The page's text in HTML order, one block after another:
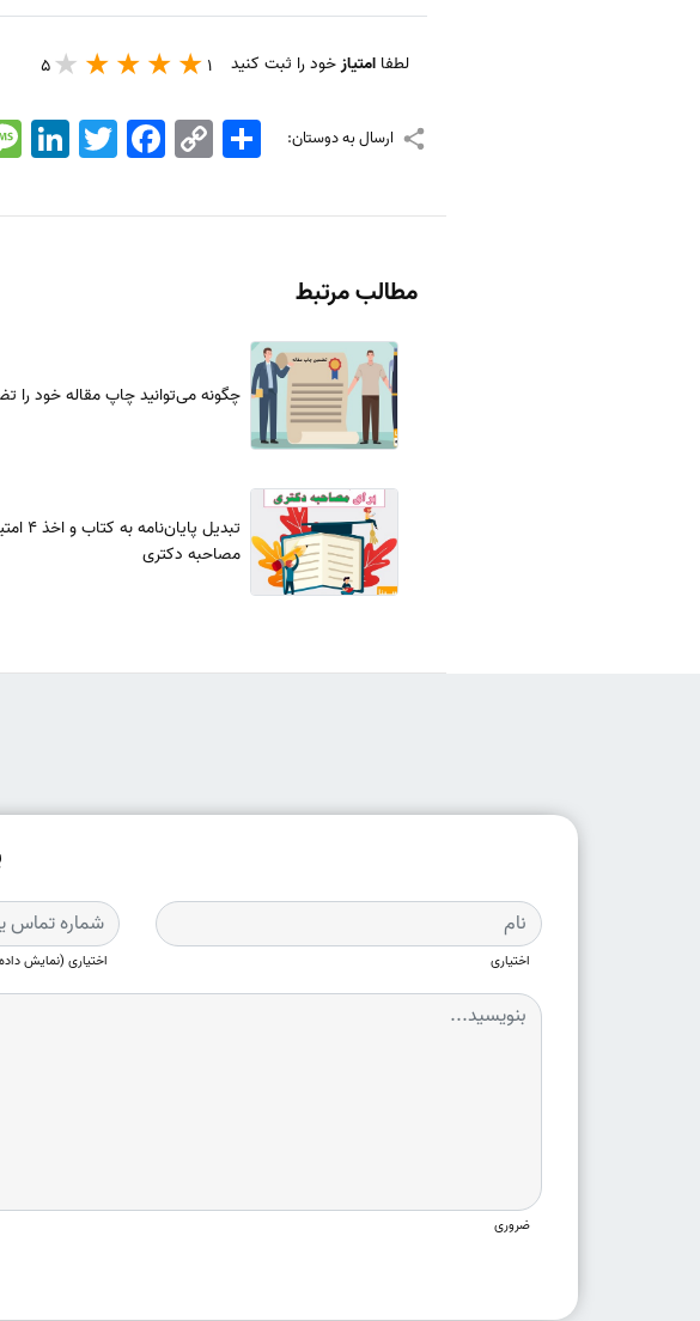
لطفا امتیازخود را ثبت کنید 1
5
ارسال به دوستان: LinkedIn TwitterFacebook Copy
Link
اشتراک
مطالب مرتبط
چگونه می‌توانید چاپ مقاله خود را
تبدیل
مصاحبه دکتری
اختیاری اختیاری (نمایش
ضروری